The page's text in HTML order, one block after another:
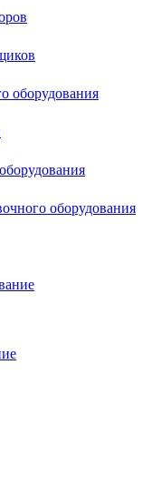
оборудования
оборудования